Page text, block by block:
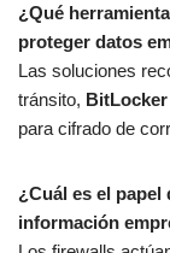
¿Qué
proteger datos
Las soluciones
tránsito, BitLocker
para cifrado de
¿Cuál es el
información